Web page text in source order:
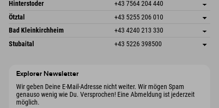
Österreich
Buchen
Österreich
Buchen
Hinterstoder +43 7564 204 440
Freizeitpark 10
4573 Hinterstoder
Österreich
Adresse speichern
Anreiseinfos
Buchen
Ötztal +43 5255 206 010
Gscheat 14
Österreich
Adresse speichern
Buchen
Bad Kleinkirchheim +43 4240 213 330
Dorfstraße 24
9546 Bad Kleinkirchheim
Adresse speichern
Anreiseinfos
Stubaital +43 5226 398500
Explorer Newsletter
Wir geben Deine E-Mail-Adresse nicht weiter. Wir mögen Spam
genauso wenig wie Du. Versprochen! Eine Abmeldung ist jederzeit
möglich.